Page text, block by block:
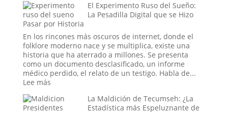
Hombres
de
Negro
Cristal
y
el
Engaño:
Los
Cráneos
que
Espantaron
a
Ciencia
y
El Experimento Ruso del Sueño:
La Pesadilla Digital que se Hizo
Pasar por Historia
En los rincones más oscuros de internet, donde el
folklore moderno nace y se multiplica, existe una
historia que ha aterrado a millones. Se presenta
como un documento desclasificado, un informe
médico perdido, el relato de un testigo. Habla de...
Lee más:
Experimento
Ruso
La Maldición de Tecumseh: ¿La
Estadística más Espeluznante de